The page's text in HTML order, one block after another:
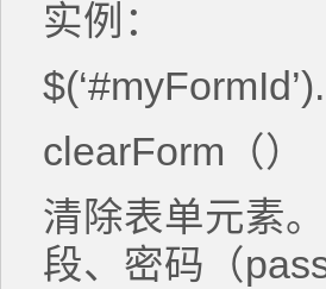
实例：
clearForm（）
清除表单元素
段、密码（